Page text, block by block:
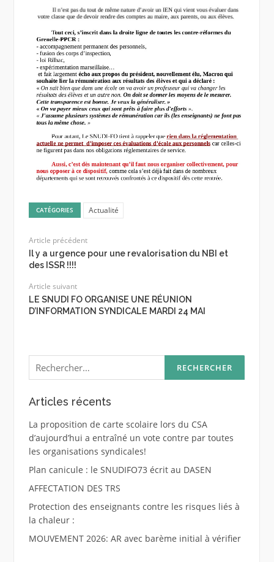
CATÉGORIES Actualité
Article précédent
Il y a urgence pour une revalorisation du NBI et
des ISSR !!!!
Article suivant
LE SNUDI FO ORGANISE UNE RÉUNION
D’INFORMATION SYNDICALE MARDI 24 MAI
Rechercher :
Articles récents
La proposition de carte scolaire lors du CSA
d’aujourd’hui a entraîné un vote contre par toutes
les organisations syndicales!
Plan canicule : le SNUDIFO73 écrit au DASEN
AFFECTATION DES TRS
Protection des enseignants contre les risques liés à
la chaleur :
MOUVEMENT 2026: AR avec barème initial à vérifier